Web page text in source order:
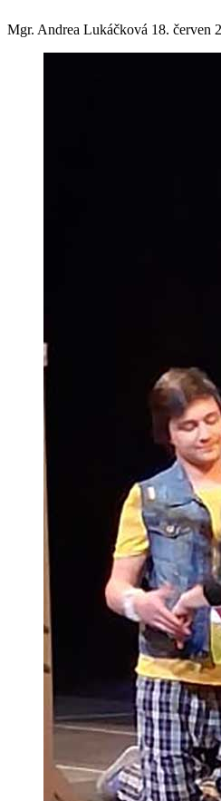
Mgr. Andrea Lukáčková 18. červen